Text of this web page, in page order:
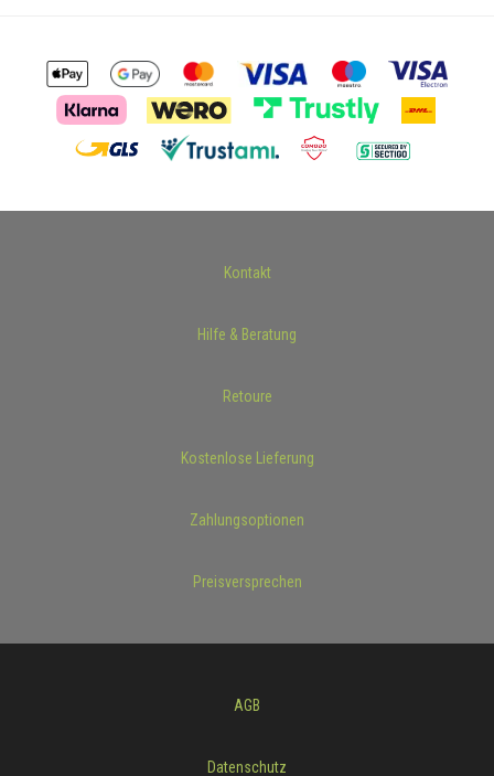
Kontakt
Hilfe & Beratung
Retoure
Kostenlose Lieferung
Zahlungsoptionen
Preisversprechen
AGB
Datenschutz